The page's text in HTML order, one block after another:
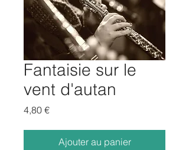
Fantaisie sur le
vent d'autan
4,80 €Prix
Ajouter au panier